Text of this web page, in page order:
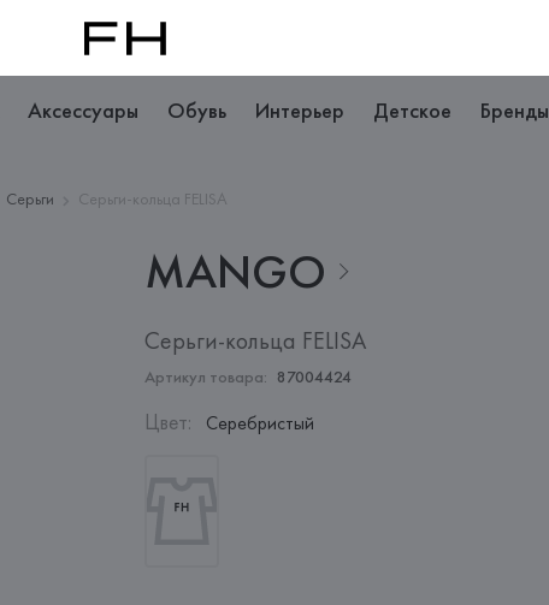
Аксессуары Обувь Интерьер Детское Бренды
Серьги Серьги-кольца FELISA
MANGO
Серьги-кольца FELISA
Артикул товара: 87004424
Цвет: Серебристый